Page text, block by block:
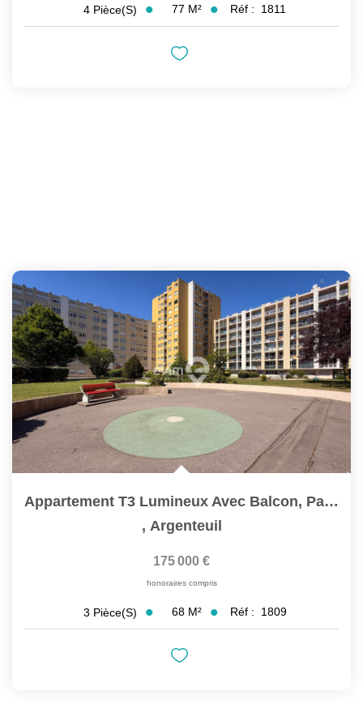
4 Pièce(s) 77 M² Réf : 1811
Appartement T3 Lumineux Avec Balcon, Parking & Cave ? À 5...
, Argenteuil
175 000 €
honoraires compris
3 Pièce(s) 68 M² Réf : 1809